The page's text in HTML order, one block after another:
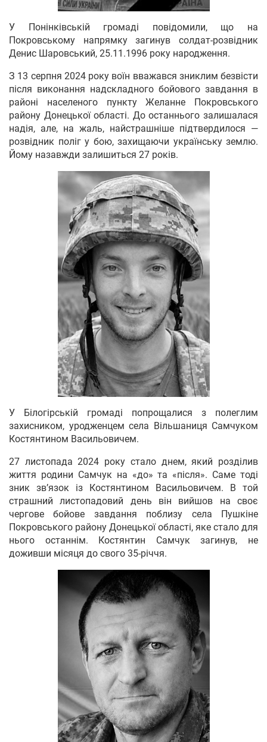
У Понінківській громаді повідомили, що на
Покровському напрямку загинув солдат-розвідник
Денис Шаровський, 25.11.1996 року народження.
З 13 серпня 2024 року воїн вважався зниклим безвісти
після виконання надскладного бойового завдання в
районі населеного пункту Желанне Покровського
району Донецької області. До останнього залишалася
надія, але, на жаль, найстрашніше підтвердилося —
розвідник поліг у бою, захищаючи українську землю.
Йому назавжди залишиться 27 років.
У Білогірській громаді попрощалися з полеглим
захисником, уродженцем села Вільшаниця Самчуком
Костянтином Васильовичем.
27 листопада 2024 року стало днем, який розділив
життя родини Самчук на «до» та «після». Саме тоді
зник зв’язок із Костянтином Васильовичем. В той
страшний листопадовий день він вийшов на своє
чергове бойове завдання поблизу села Пушкіне
Покровського району Донецької області, яке стало для
нього останнім. Костянтин Самчук загинув, не
доживши місяця до свого 35-річчя.